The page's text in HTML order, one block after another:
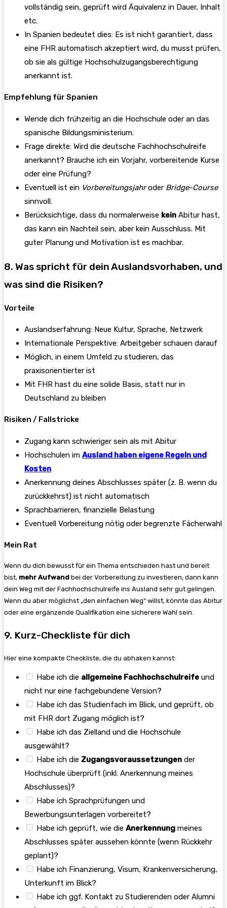
vollständig sein, geprüft wird Äquivalenz in Dauer, Inhalt
etc.
In Spanien bedeutet dies: Es ist nicht garantiert, dass
eine FHR automatisch akzeptiert wird, du musst prüfen,
ob sie als gültige Hochschulzugangsberechtigung
anerkannt ist.
Empfehlung für Spanien
Wende dich frühzeitig an die Hochschule oder an das
spanische Bildungsministerium.
Frage direkte: Wird die deutsche Fachhochschulreife
anerkannt? Brauche ich ein Vorjahr, vorbereitende Kurse
oder eine Prüfung?
Eventuell ist ein Vorbereitungsjahroder Bridge-Course
sinnvoll.
Berücksichtige, dass du normalerweise kein Abitur hast,
das kann ein Nachteil sein, aber kein Ausschluss. Mit
guter Planung und Motivation ist es machbar.
8. Was spricht für dein Auslandsvorhaben, und
was sind die Risiken?
Vorteile
Auslandserfahrung: Neue Kultur, Sprache, Netzwerk
Internationale Perspektive: Arbeitgeber schauen darauf
Möglich, in einem Umfeld zu studieren, das
praxisorientierter ist
Mit FHR hast du eine solide Basis, statt nur in
Deutschland zu bleiben
Risiken / Fallstricke
Zugang kann schwieriger sein als mit Abitur
Hochschulen im Ausland haben eigene Regeln und
Kosten
Anerkennung deines Abschlusses später (z. B. wenn du
zurückkehrst) ist nicht automatisch
Sprachbarrieren, finanzielle Belastung
Eventuell Vorbereitung nötig oder begrenzte Fächerwahl
Mein Rat
Wenn du dich bewusst für ein Thema entschieden hast und bereit
bist, mehr Aufwand bei der Vorbereitung zu investieren, dann kann
dein Weg mit der Fachhochschulreife ins Ausland sehr gut gelingen.
Wenn du aber möglichst „den einfachen Weg“ willst, könnte das Abitur
oder eine ergänzende Qualifikation eine sicherere Wahl sein.
9. Kurz-Checkliste für dich
Hier eine kompakte Checkliste, die du abhaken kannst:
Habe ich die allgemeine Fachhochschulreife und
nicht nur eine fachgebundene Version?
Habe ich das Studienfach im Blick, und geprüft, ob
mit FHR dort Zugang möglich ist?
Habe ich das Zielland und die Hochschule
ausgewählt?
Habe ich die Zugangsvoraussetzungen der
Hochschule überprüft (inkl. Anerkennung meines
Abschlusses)?
Habe ich Sprachprüfungen und
Bewerbungsunterlagen vorbereitet?
Habe ich geprüft, wie die Anerkennung meines
Abschlusses später aussehen könnte (wenn Rückkehr
geplant)?
Habe ich Finanzierung, Visum, Krankenversicherung,
Unterkunft im Blick?
Habe ich ggf. Kontakt zu Studierenden oder Alumni